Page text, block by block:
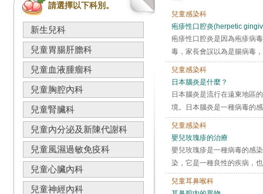
請選擇以下科別。
新生兒科
兒童胃腸肝膽科
兒童血液腫瘤科
兒童胸腔內科
兒童腎臟科
兒童內分泌及新陳代謝科
兒童風濕過敏免疫科
兒童心臟內科
兒童神經內科
兒童感染科
疱疹性口腔炎(herpetic
疱疹性口腔炎是因為疱疹病
毒，家長會誤以為是腸病毒
兒童感染科
日本腦炎是什麼？
日本腦炎是流行在遠東地區
境。日本腦炎是一種病毒的
兒童感染科
嬰兒玫瑰疹的治療
嬰兒玫瑰疹是一種病毒的感
染，它是一種良性的疾病，
兒童耳鼻喉科